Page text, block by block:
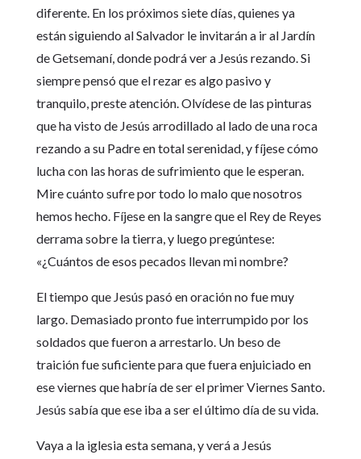
diferente. En los próximos siete días, quienes ya
están siguiendo al Salvador le invitarán a ir al Jardín
de Getsemaní, donde podrá ver a Jesús rezando. Si
siempre pensó que el rezar es algo pasivo y
tranquilo, preste atención. Olvídese de las pinturas
que ha visto de Jesús arrodillado al lado de una roca
rezando a su Padre en total serenidad, y fíjese cómo
lucha con las horas de sufrimiento que le esperan.
Mire cuánto sufre por todo lo malo que nosotros
hemos hecho. Fíjese en la sangre que el Rey de Reyes
derrama sobre la tierra, y luego pregúntese:
«¿Cuántos de esos pecados llevan mi nombre?
El tiempo que Jesús pasó en oración no fue muy
largo. Demasiado pronto fue interrumpido por los
soldados que fueron a arrestarlo. Un beso de
traición fue suficiente para que fuera enjuiciado en
ese viernes que habría de ser el primer Viernes Santo.
Jesús sabía que ese iba a ser el último día de su vida.
Vaya a la iglesia esta semana, y verá a Jesús